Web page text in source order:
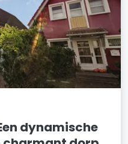
dynamische